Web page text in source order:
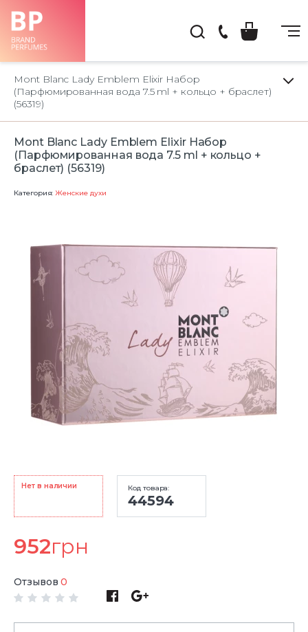
66-
Mont Blanc Lady Emblem Elixir Набор
(Парфюмированная вода 7.5 ml + кольцо + браслет)
(56319)
Mont Blanc Lady Emblem Elixir Набор
(Парфюмированная вода 7.5 ml + кольцо +
браслет) (56319)
Категория: Женские духи
Нет в наличии Код товара:
44594
952грн
Отзывов 0